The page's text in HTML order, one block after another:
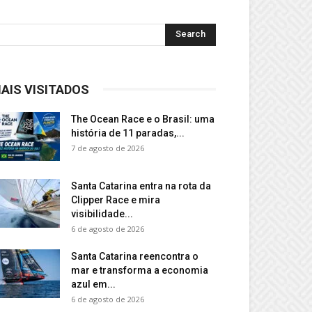
VISITADOS
The Ocean Race e o Brasil: uma
história de 11 paradas,...
7 de agosto de 2026
Santa Catarina entra na rota da
Clipper Race e mira
visibilidade...
6 de agosto de 2026
Santa Catarina reencontra o
mar e transforma a economia
azul em...
6 de agosto de 2026